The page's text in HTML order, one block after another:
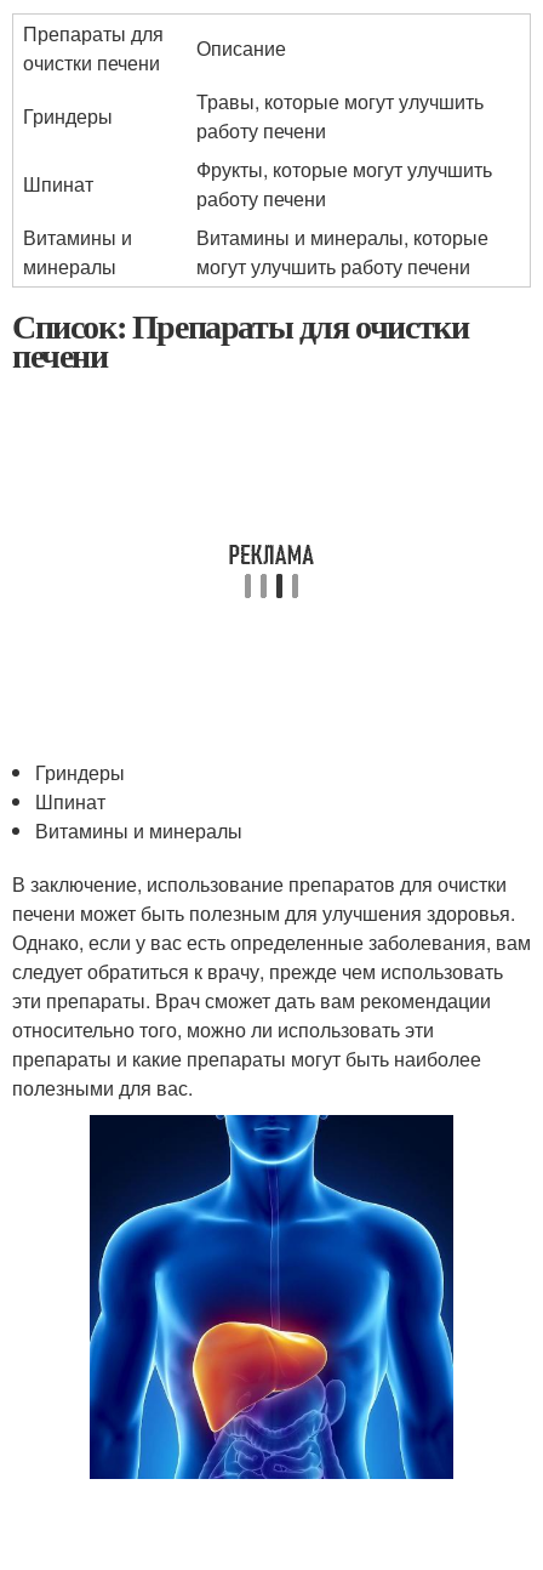
Препараты для
очистки печени
Описание
Гриндеры
Травы, которые могут улучшить
работу печени
Шпинат
Фрукты, которые могут улучшить
работу печени
Витамины и
минералы
Витамины и минералы, которые
могут улучшить работу печени
Список: Препараты для очистки
печени
Гриндеры
Шпинат
Витамины и минералы
В заключение, использование препаратов для очистки
печени может быть полезным для улучшения здоровья.
Однако, если у вас есть определенные заболевания, вам
следует обратиться к врачу, прежде чем использовать
эти препараты. Врач сможет дать вам рекомендации
относительно того, можно ли использовать эти
препараты и какие препараты могут быть наиболее
полезными для вас.